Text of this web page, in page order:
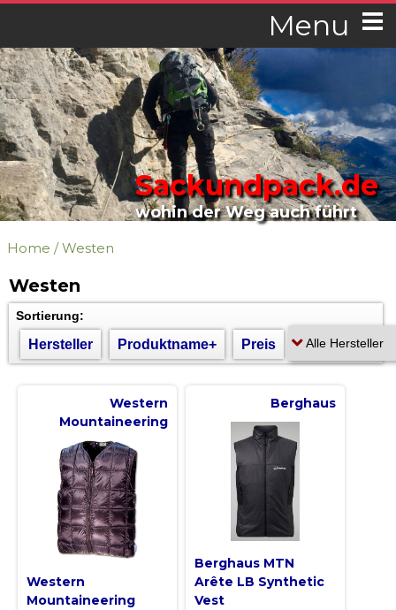
Menu
Sackundpack.de
wohin der Weg auch führt
Home /Westen
Westen
Sortierung:
Hersteller Produktname+ Preis
Western
Mountaineering
Western
Mountaineering
Berghaus
Berghaus MTN
Arête LB Synthetic
Vest